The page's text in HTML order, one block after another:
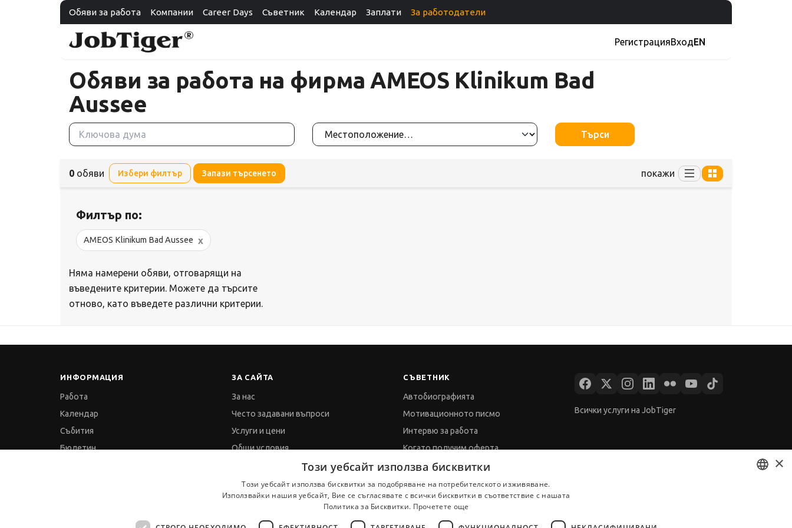
Обяви за работа Компании Career Days Съветник Календар Заплати За работодатели
РегистрацияВходEN
Обяви за работа на фирма AMEOS Klinikum Bad
Aussee
Търси
0 обяви Избери филтър Запази търсенето покажи
Филтър по:
AMEOS Klinikum Bad Aussee x
Няма намерени обяви, отговарящи на
въведените критерии. Можете да търсите
отново, като въведете различни критерии.
ИНФОРМАЦИЯ
Работа
Календар
Събития
Бюлетин
ЗА САЙТА
За нас
Често задавани въпроси
Услуги и цени
Общи условия
Политика за поверителност
Политика за бисквитките
GDPR и обработка на данни
СЪВЕТНИК
Автобиографията
Мотивационното писмо
Интервю за работа
Когато получим оферта
Препоръки
Vihra AI
За новодошли
Всички услуги на JobTiger
×
Този уебсайт използва бисквитки
Този уебсайт използва бисквитки за подобряване на потребителското изживяване.
Използвайки нашия уебсайт, Вие се съгласявате с всички бисквитки в съответствие с нашата
Политика за Бисквитки. Прочетете още